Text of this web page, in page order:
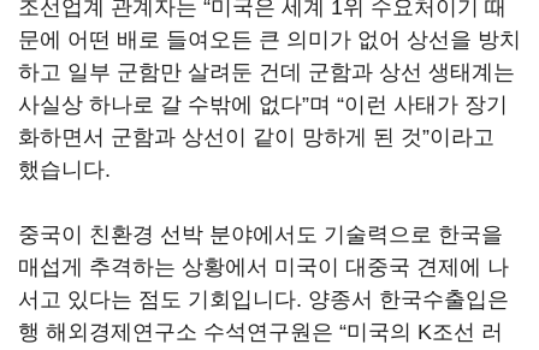
조선업계 관계자는 “미국은 세계 1위 수요처이기 때
문에 어떤 배로 들여오든 큰 의미가 없어 상선을 방치
하고 일부 군함만 살려둔 건데 군함과 상선 생태계는
사실상 하나로 갈 수밖에 없다”며 “이런 사태가 장기
화하면서 군함과 상선이 같이 망하게 된 것”이라고
했습니다.
중국이 친환경 선박 분야에서도 기술력으로 한국을
매섭게 추격하는 상황에서 미국이 대중국 견제에 나
서고 있다는 점도 기회입니다. 양종서 한국수출입은
행 해외경제연구소 수석연구원은 “미국의 K조선 러